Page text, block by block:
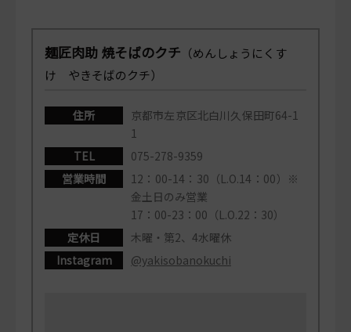
麺匠肉助 焼そばのクチ （めんしょうにくす
け やきそばのクチ）
住所
京都市左京区北白川久保田町64-1
1
TEL
075-278-9359
営業時間
12：00-14：30（L.O.14：00）※
金土日のみ営業
17：00-23：00（L.O.22：30）
定休日
木曜・第2、4水曜休
Instagram
@yakisobanokuchi